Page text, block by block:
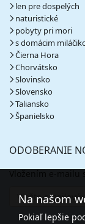
len pre dospelých
naturistické
pobyty pri mori
s domácim
Čierna Hora
Chorvátsko
Slovinsko
Slovensko
Taliansko
Španielsko
ODOBERANIE
Na našom
Pokiaľ lepšie